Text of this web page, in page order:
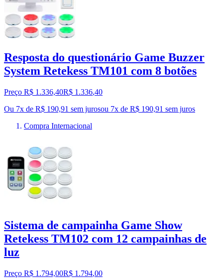
Resposta do questionário Game Buzzer
System Retekess TM101 com 8 botões
Preço R$ 1.336,40R$ 1.336,40
Ou 7x de R$ 190,91 sem jurosou 7x de R$ 190,91 sem juros
Compra Internacional
Sistema de campainha Game Show
Retekess TM102 com 12 campainhas de
luz
Preço R$ 1.794,00R$ 1.794,00